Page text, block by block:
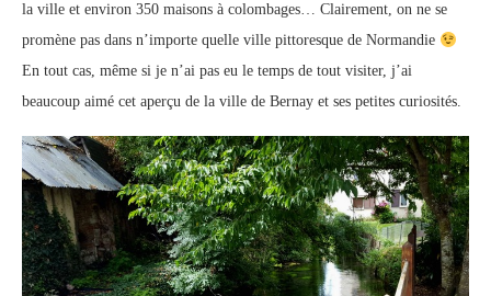
la ville et environ 350 maisons à colombages… Clairement, on ne se
promène pas dans n’importe quelle ville pittoresque de Normandie
En tout cas, même si je n’ai pas eu le temps de tout visiter, j’ai
beaucoup aimé cet aperçu de la ville de Bernay et ses petites curiosités.